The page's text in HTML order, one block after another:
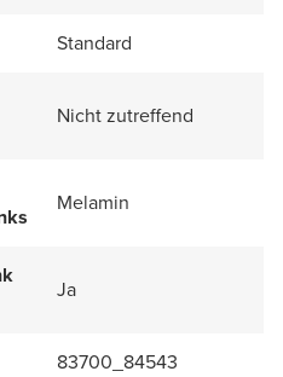
Standard
Nicht zutreffend
Melamin
Ja
83700_84543